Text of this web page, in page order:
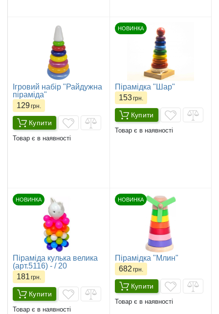
Ігровий набір "Райдужна
піраміда"
129грн.
Купити
Товар є в наявності
НОВИНКА
Пірамідка "Шар"
153грн.
Купити
Товар є в наявності
НОВИНКА
Піраміда кулька велика
(арт.5116) - / 20
181 грн.
Купити
Товар є в наявності
НОВИНКА
Пірамідка "Млин"
682 грн.
Купити
Товар є в наявності